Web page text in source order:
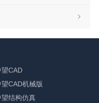
望CAD
望CAD机械版
望结构仿真